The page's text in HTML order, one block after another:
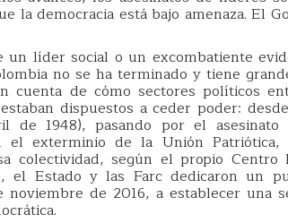
la democracia está bajo amenaza. El
un líder social o un excombatiente
no se ha terminado y tiene
cuenta de cómo sectores políticos
dispuestos a ceder poder:
de 1948), pasando por el
el exterminio de la Unión
colectividad, según el propio Centro
el Estado y las Farc dedicaron un
de 2016, a establecer una